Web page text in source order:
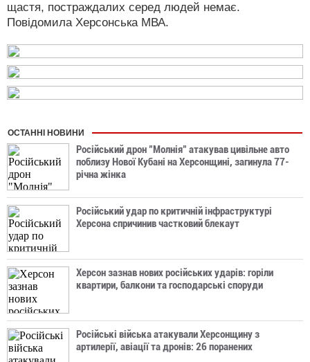
щастя, постраждалих серед людей немає.
Повідомила Херсонська МВА.
ОСТАННІ НОВИНИ
Російський дрон "Молнія" атакував цивільне авто
поблизу Нової Кубані на Херсонщині, загинула 77-
річна жінка
Російський удар по критичній інфраструктурі
Херсона спричинив частковий блекаут
Херсон зазнав нових російських ударів: горіли
квартири, балкони та господарські споруди
Російські війська атакували Херсонщину з
артилерії, авіації та дронів: 26 поранених